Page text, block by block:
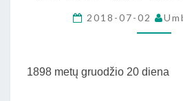
IŠ
U.
2018-07-02
1898 metų gruodžio 20 diena